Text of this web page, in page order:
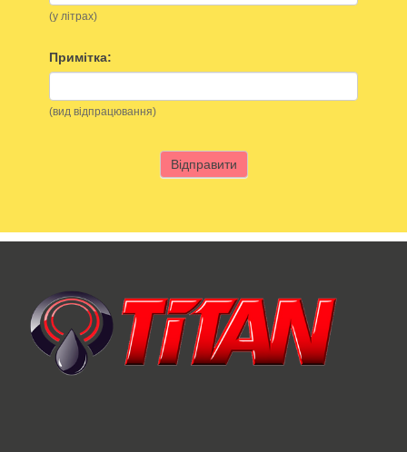
(у літрах)
Примітка:
(вид відпрацювання)
Відправити